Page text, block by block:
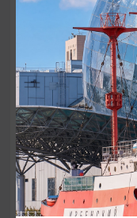
косы»
01.02.2026 -
Куршская коса
ОТ 2500₽